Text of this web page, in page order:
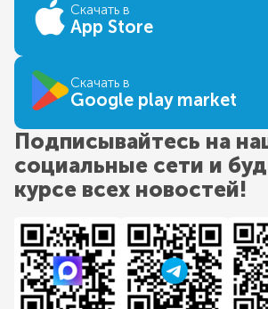
Скачать в
App Store
Скачать в
Google play market
Подписывайтесь на
социальные сети и
курсе всех новостей!